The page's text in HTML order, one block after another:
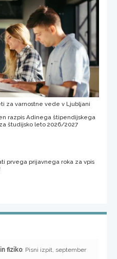
za varnostne vede v Ljubljani
razpis Adinega štipendijskega
študijsko leto 2026/2027
prvega prijavnega roka za vpis
fiziko: Pisni izpit, september